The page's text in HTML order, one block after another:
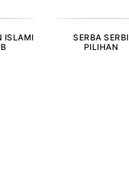
ISLAMI
SERBA SERBI
PILIHAN